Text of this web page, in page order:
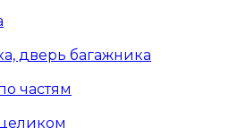
дверь багажника
частям